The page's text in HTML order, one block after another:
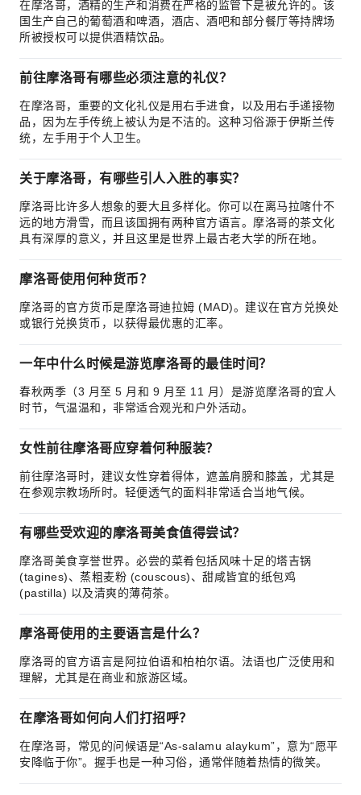
在摩洛哥，酒精的生产和消费在严格的监管下是被允许的。该
国生产自己的葡萄酒和啤酒，酒店、酒吧和部分餐厅等持牌场
所被授权可以提供酒精饮品。
前往摩洛哥有哪些必须注意的礼仪？
在摩洛哥，重要的文化礼仪是用右手进食，以及用右手递接物
品，因为左手传统上被认为是不洁的。这种习俗源于伊斯兰传
统，左手用于个人卫生。
关于摩洛哥，有哪些引人入胜的事实？
摩洛哥比许多人想象的要大且多样化。你可以在离马拉喀什不
远的地方滑雪，而且该国拥有两种官方语言。摩洛哥的茶文化
具有深厚的意义，并且这里是世界上最古老大学的所在地。
摩洛哥使用何种货币？
摩洛哥的官方货币是摩洛哥迪拉姆 (MAD)。建议在官方兑换处
或银行兑换货币，以获得最优惠的汇率。
一年中什么时候是游览摩洛哥的最佳时间？
春秋两季（3 月至 5 月和 9 月至 11 月）是游览摩洛哥的宜人
时节，气温温和，非常适合观光和户外活动。
女性前往摩洛哥应穿着何种服装？
前往摩洛哥时，建议女性穿着得体，遮盖肩膀和膝盖，尤其是
在参观宗教场所时。轻便透气的面料非常适合当地气候。
有哪些受欢迎的摩洛哥美食值得尝试？
摩洛哥美食享誉世界。必尝的菜肴包括风味十足的塔吉锅
(tagines)、蒸粗麦粉 (couscous)、甜咸皆宜的纸包鸡
(pastilla) 以及清爽的薄荷茶。
摩洛哥使用的主要语言是什么？
摩洛哥的官方语言是阿拉伯语和柏柏尔语。法语也广泛使用和
理解，尤其是在商业和旅游区域。
在摩洛哥如何向人们打招呼？
在摩洛哥，常见的问候语是“As-salamu alaykum”，意为“愿平
安降临于你”。握手也是一种习俗，通常伴随着热情的微笑。